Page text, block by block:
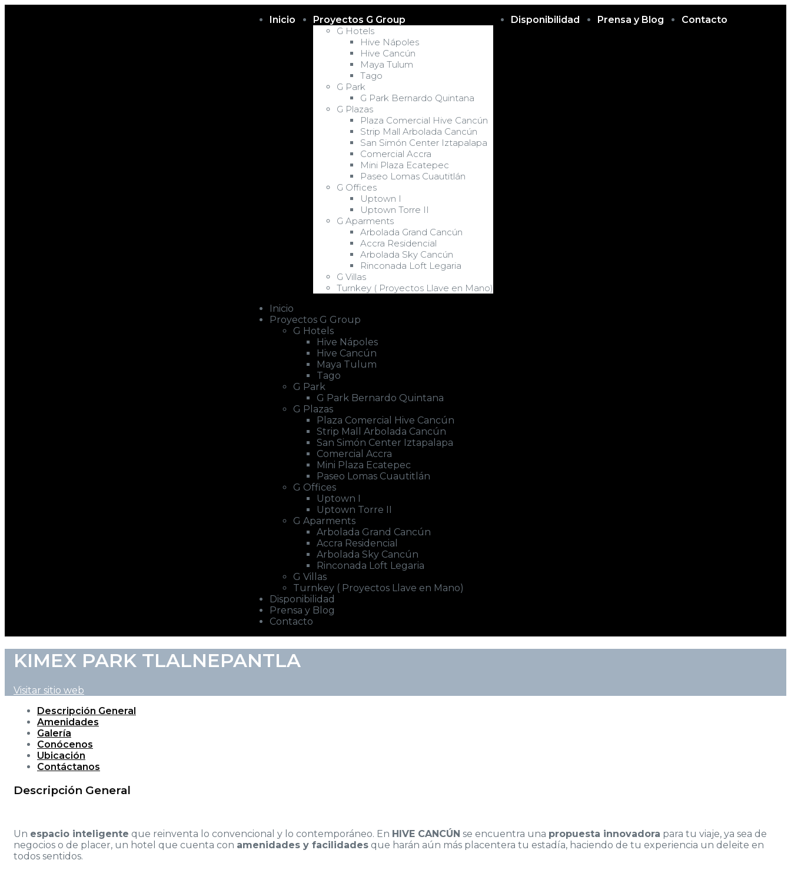
Inicio
Proyectos G Group
G Hotels
Hive Nápoles
Hive Cancún
Maya Tulum
Tago
G Park
G Park Bernardo Quintana
G Plazas
Plaza Comercial Hive Cancún
Strip Mall Arbolada Cancún
San Simón Center Iztapalapa
Comercial Accra
Mini Plaza Ecatepec
Paseo Lomas Cuautitlán
G Offices
Uptown I
Uptown Torre II
G Aparments
Arbolada Grand Cancún
Accra Residencial
Arbolada Sky Cancún
Rinconada Loft Legaria
G Villas
Turnkey ( Proyectos Llave en Mano)
Disponibilidad Prensa y Blog Contacto
Inicio
Proyectos G Group
G Hotels
Hive Nápoles
Hive Cancún
Maya Tulum
Tago
G Park
G Park Bernardo Quintana
G Plazas
Plaza Comercial Hive Cancún
Strip Mall Arbolada Cancún
San Simón Center Iztapalapa
Comercial Accra
Mini Plaza Ecatepec
Paseo Lomas Cuautitlán
G Offices
Uptown I
Uptown Torre II
G Aparments
Arbolada Grand Cancún
Accra Residencial
Arbolada Sky Cancún
Rinconada Loft Legaria
G Villas
Turnkey ( Proyectos Llave en Mano)
Disponibilidad
Prensa y Blog
Contacto
KIMEX PARK TLALNEPANTLA
Visitar sitio web
Descripción General
Amenidades
Galería
Conócenos
Ubicación
Contáctanos
Descripción General
Un espacio inteligente que reinventa lo convencional y lo contemporáneo. En HIVE CANCÚN se encuentra una propuesta innovadora para tu viaje, ya sea de
negocios o de placer, un hotel que cuenta con amenidades y facilidades que harán aún más placentera tu estadía, haciendo de tu experiencia un deleite en
todos sentidos.